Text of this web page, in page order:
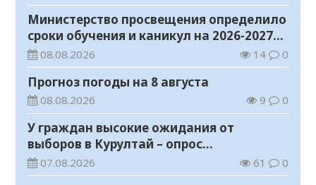
Министерство просвещения определило
сроки обучения и каникул на 2026-2027
учебный год
08.08.2026 14 0
Прогноз погоды на 8 августа
08.08.2026 9 0
У граждан высокие ожидания от
выборов в Курултай – опрос
общественного мнения
07.08.2026 61 0